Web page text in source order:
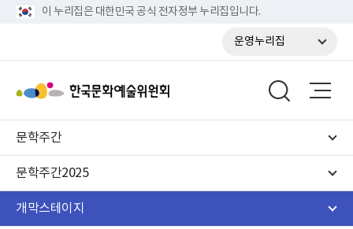
이 누리집은 대한민국 공식 전자정부 누리집입니다.
운영누리집
문학주간
문학주간2025
개막스테이지